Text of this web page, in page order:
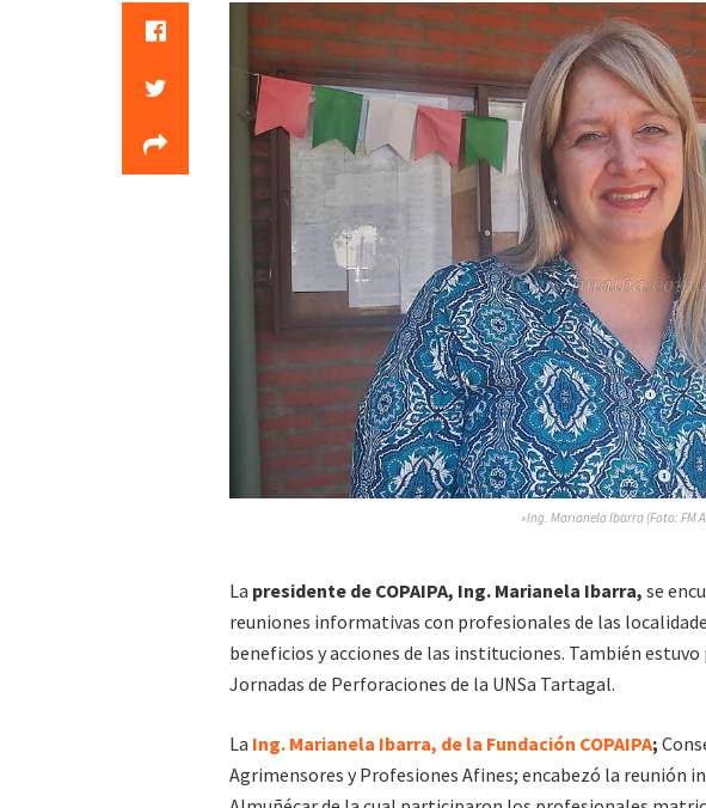
»Ing. Marianela Ibarra (Foto: FM
La presidente de COPAIPA, Ing. Marianela Ibarra, se
reuniones informativas con profesionales de las
beneficios y acciones de las instituciones. También
Jornadas de Perforaciones de la UNSa Tartagal.
La Ing. Marianela Ibarra, de la Fundación COPAIPA;
Agrimensores y Profesiones Afines; encabezó la reunión